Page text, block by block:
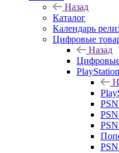
Назад
Каталог
Календарь
Цифровые
Назад